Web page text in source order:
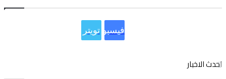
فيسبوكتويتر
احدث الاخبار